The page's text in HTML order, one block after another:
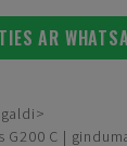
AR
C |